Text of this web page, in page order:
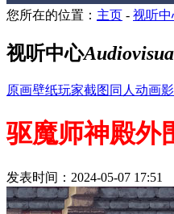
您所在的位置： 主页 - 视听中
视听中心
原画壁纸玩家截图 同人动画
驱魔师神殿外
发表时间：2024-05-07 17:51